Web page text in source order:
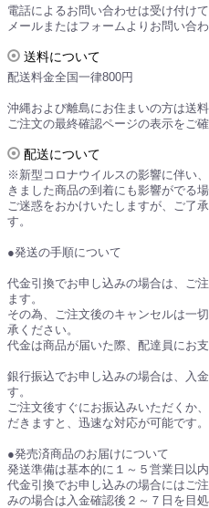
電話によるお問い合わせは受け付けて
メールまたはフォームよりお問い合わ
送料について
配送料金全国一律800円
沖縄および離島にお住まいの方は送
ご注文の最終確認ページの表示をご確
配送について
※新型コロナウイルスの影響に伴い
きました商品の到着にも影響がでる
ご迷惑をおかけいたしますが、ご了
す。
●発送の手順について
代金引換でお申し込みの場合は、ご
ます。
その為、ご注文後のキャンセルは一
承ください。
代金は商品が届いた際、配達員にお支
銀行振込でお申し込みの場合は、入
す。
ご注文後すぐにお振込みいただくか
だきますと、迅速な対応が可能です。
●発売済商品のお届けについて
発送準備は基本的に１～５営業日以内
代金引換でお申し込みの場合にはご
みの場合は入金確認後２～７日を目